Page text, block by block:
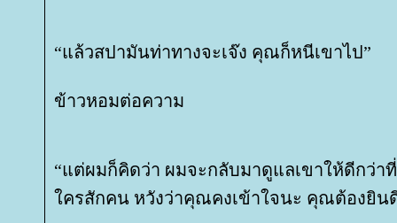
“แล้วสปามันท่าทางจะเจ๊ง คุณก็หนีเขาไป”
ข้าวหอมต่อความ
“แต่ผมก็คิดว่า ผมจะกลับมาดูแลเขาให้ดีกว่า
ครสักคน หวังว่าคุณคงเข้าใจนะ คุณต้องยิน